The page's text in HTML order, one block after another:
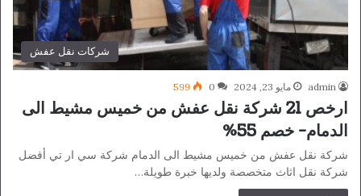
شركات نقل عفش
admin مايو 23, 2024 0
599
ارخص 21 شركة نقل عفش من خميس مشيط الى
الدمام- خصم 55%
شركة نقل عفش من خميس مشيط الى الدمام شركة سي ار تي أفضل
شركة نقل اثاث متخصصة ولديها خبرة طويلة…